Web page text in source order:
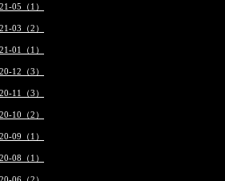
05（1）
03（2）
01（1）
12（3）
11（3）
10（2）
09（1）
08（1）